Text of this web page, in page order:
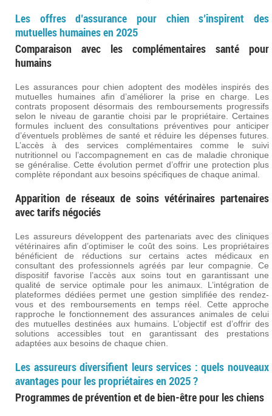
Les offres d’assurance pour chien s’inspirent des
mutuelles humaines en 2025
Comparaison avec les complémentaires santé pour
humains
Les assurances pour chien adoptent des modèles inspirés des
mutuelles humaines afin d’améliorer la prise en charge. Les
contrats proposent désormais des remboursements progressifs
selon le niveau de garantie choisi par le propriétaire. Certaines
formules incluent des consultations préventives pour anticiper
d’éventuels problèmes de santé et réduire les dépenses futures.
L’accès à des services complémentaires comme le suivi
nutritionnel ou l’accompagnement en cas de maladie chronique
se généralise. Cette évolution permet d’offrir une protection plus
complète répondant aux besoins spécifiques de chaque animal.
Apparition de réseaux de soins vétérinaires partenaires
avec tarifs négociés
Les assureurs développent des partenariats avec des cliniques
vétérinaires afin d’optimiser le coût des soins. Les propriétaires
bénéficient de réductions sur certains actes médicaux en
consultant des professionnels agréés par leur compagnie. Ce
dispositif favorise l’accès aux soins tout en garantissant une
qualité de service optimale pour les animaux. L’intégration de
plateformes dédiées permet une gestion simplifiée des rendez-
vous et des remboursements en temps réel. Cette approche
rapproche le fonctionnement des assurances animales de celui
des mutuelles destinées aux humains. L’objectif est d’offrir des
solutions accessibles tout en garantissant des prestations
adaptées aux besoins de chaque chien.
Les assureurs diversifient leurs services : quels nouveaux
avantages pour les propriétaires en 2025 ?
Programmes de prévention et de bien-être pour les chiens